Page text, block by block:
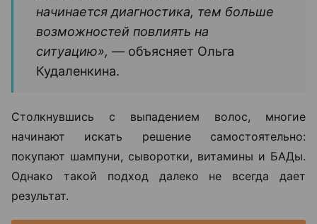
начинается диагностика, тем больше
возможностей повлиять на
ситуацию», — объясняет Ольга
Кудаленкина.
Столкнувшись с выпадением волос, многие
начинают искать решение самостоятельно:
покупают шампуни, сыворотки, витамины и БАДы.
Однако такой подход далеко не всегда дает
результат.